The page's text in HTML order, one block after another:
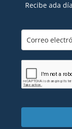
Recibe ada